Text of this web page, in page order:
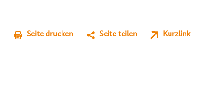
Seite drucken Seite teilen Kurzlink